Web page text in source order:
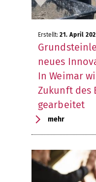
Erstellt: 21. April
neues
In Weimar
Zukunft des
gearbeitet
mehr